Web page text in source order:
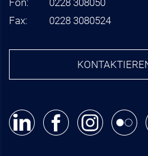
Fax:
0228 3080524